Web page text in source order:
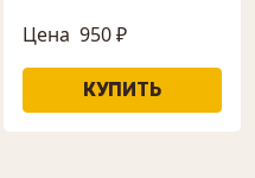
Цена 950 ₽